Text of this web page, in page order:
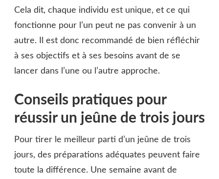
Cela dit, chaque individu est unique, et ce qui
fonctionne pour l’un peut ne pas convenir à un
autre. Il est donc recommandé de bien réfléchir
à ses objectifs et à ses besoins avant de se
lancer dans l’une ou l’autre approche.
Conseils pratiques pour
réussir un jeûne de trois jours
Pour tirer le meilleur parti d’un jeûne de trois
jours, des préparations adéquates peuvent faire
toute la différence. Une semaine avant de